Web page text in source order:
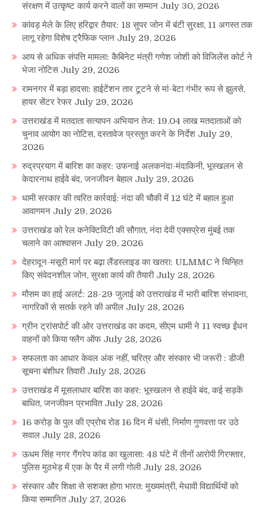
संरक्षण में उत्कृष्ट कार्य करने वालों का सम्मान July 30, 2026
कांवड़ मेले के लिए हरिद्वार तैयार: 18 सुपर जोन में बंटी सुरक्षा, 11 अगस्त तक
लागू रहेगा विशेष ट्रैफिक प्लान July 29, 2026
आय से अधिक संपत्ति मामला: कैबिनेट मंत्री गणेश जोशी को विजिलेंस कोर्ट ने
भेजा नोटिस July 29, 2026
रामनगर में बड़ा हादसा: हाईटेंशन तार टूटने से मां-बेटा गंभीर रूप से झुलसे,
हायर सेंटर रेफर July 29, 2026
उत्तराखंड में मतदाता सत्यापन अभियान तेज: 19.04 लाख मतदाताओं को
चुनाव आयोग का नोटिस, दस्तावेज प्रस्तुत करने के निर्देश July 29,
2026
रुद्रप्रयाग में बारिश का कहर: उफनाई अलकनंदा-मंदाकिनी, भूस्खलन से
केदारनाथ हाईवे बंद, जनजीवन बेहाल July 29, 2026
धामी सरकार की त्वरित कार्रवाई: नंदा की चौकी में 12 घंटे में बहाल हुआ
आवागमन July 29, 2026
उत्तराखंड को रेल कनेक्टिविटी की सौगात, नंदा देवी एक्सप्रेस मुंबई तक
चलाने का आश्वासन July 29, 2026
देहरादून-मसूरी मार्ग पर बढ़ा लैंडस्लाइड का खतरा: ULMMC ने चिन्हित
किए संवेदनशील जोन, सुरक्षा कार्य की तैयारी July 28, 2026
मौसम का हाई अलर्ट: 28-29 जुलाई को उत्तराखंड में भारी बारिश संभावना,
नागरिकों से सतर्क रहने की अपील July 28, 2026
ग्रीन ट्रांसपोर्ट की ओर उत्तराखंड का कदम, सीएम धामी ने 11 स्वच्छ ईंधन
वाहनों को किया फ्लैग ऑफ July 28, 2026
सफलता का आधार केवल अंक नहीं, चरित्र और संस्कार भी जरूरी : डीजी
सूचना बंशीधर तिवारी July 28, 2026
उत्तराखंड में मूसलाधार बारिश का कहर: भूस्खलन से हाईवे बंद, कई सड़कें
बाधित, जनजीवन प्रभावित July 28, 2026
16 करोड़ के पुल की एप्रोच रोड 16 दिन में धंसी, निर्माण गुणवत्ता पर उठे
सवाल July 28, 2026
ऊधम सिंह नगर गैंगरेप कांड का खुलासा: 48 घंटे में तीनों आरोपी गिरफ्तार,
पुलिस मुठभेड़ में एक के पैर में लगी गोली July 28, 2026
संस्कार और शिक्षा से सशक्त होगा भारत: मुख्यमंत्री, मेधावी विद्यार्थियों को
किया सम्मानित July 27, 2026